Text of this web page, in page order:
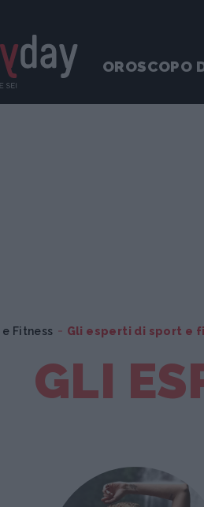
OROSCOPO
Fitness Gli esperti di sport e
GLI